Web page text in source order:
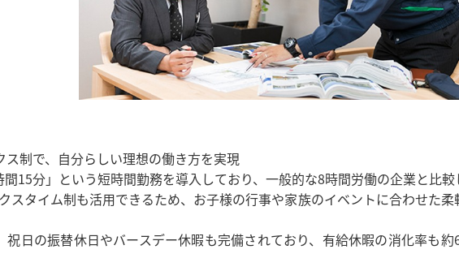
制で、自分らしい理想の働き方を実現
15分」という短時間勤務を導入しており、一般的な8時間労働の企業と比較
スタイム制も活用できるため、お子様の行事や家族のイベントに合わせた
日の振替休日やバースデー休暇も完備されており、有給休暇の消化率も